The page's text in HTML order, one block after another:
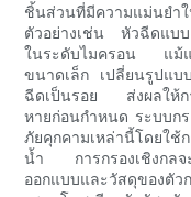
ชิ้นส่วนที่มีความแม่นยำ
ตัวอย่างเช่น หัวฉีดแบบ
ในระดับไมครอน แม้แ
ขนาดเล็ก เปลี่ยนรูปแบ
ฉีดเป็นรอย ส่งผลให้กา
หายก่อนกำหนด ระบบกร
ภัยคุกคามเหล่านี้โดยใ
น้ำ การกรองเชิงกลจ
ออกแบบและวัสดุของตั